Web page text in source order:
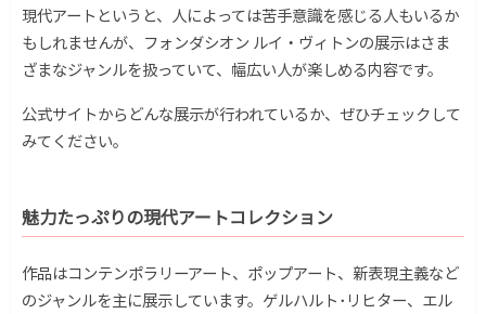
現代アートというと、人によっては苦手意識を感じる人もいるか
もしれませんが、 フォンダシオン ルイ・ヴィトンの展示はさま
ざまなジャンルを扱っていて、幅広い人が楽しめる内容です。
公式サイトからどんな展示が行われているか、ぜひチェックして
みてください。
魅力たっぷりの現代アートコレクション
作品はコンテンポラリーアート、ポップアート、新表現主義など
のジャンルを主に展示しています。ゲルハルト･リヒター、エル